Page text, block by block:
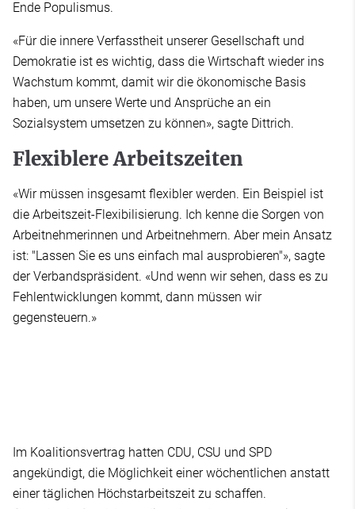
Ende Populismus.
«Für die innere Verfasstheit unserer Gesellschaft und
Demokratie ist es wichtig, dass die Wirtschaft wieder ins
Wachstum kommt, damit wir die ökonomische Basis
haben, um unsere Werte und Ansprüche an ein
Sozialsystem umsetzen zu können», sagte Dittrich.
Flexiblere Arbeitszeiten
«Wir müssen insgesamt flexibler werden. Ein Beispiel ist
die Arbeitszeit-Flexibilisierung. Ich kenne die Sorgen von
Arbeitnehmerinnen und Arbeitnehmern. Aber mein Ansatz
ist: "Lassen Sie es uns einfach mal ausprobieren"», sagte
der Verbandspräsident. «Und wenn wir sehen, dass es zu
Fehlentwicklungen kommt, dann müssen wir
gegensteuern.»
Im Koalitionsvertrag hatten CDU, CSU und SPD
angekündigt, die Möglichkeit einer wöchentlichen anstatt
einer täglichen Höchstarbeitszeit zu schaffen.